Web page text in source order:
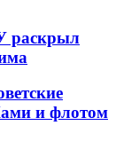
раскрыл
и флотом